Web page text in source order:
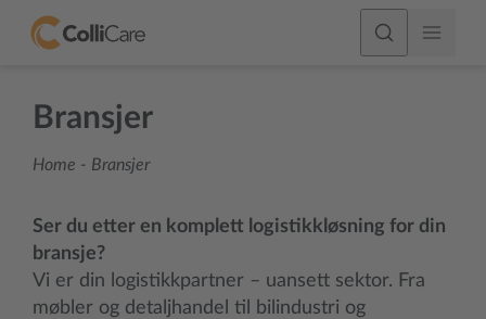
Bransjer
Home - Bransjer
Ser du etter en komplett logistikkløsning for din
bransje?
Vi er din logistikkpartner – uansett sektor. Fra
møbler og detaljhandel til bilindustri og